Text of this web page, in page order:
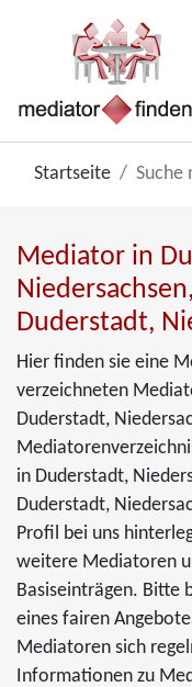
Startseite Suche
Mediator in
Duderstadt,
Hier finden sie eine
verzeichneten
Duderstadt,
in Duderstadt,
Duderstadt,
Profil bei uns
weitere Mediatoren
Basiseinträgen. Bitte
eines fairen
Mediatoren sich
Informationen zu